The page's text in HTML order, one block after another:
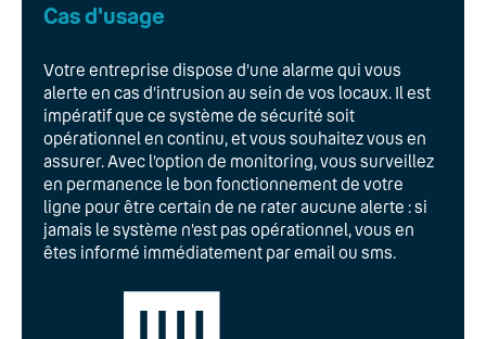
Cas d'usage
Votre entreprise dispose d’une alarme qui vous
alerte en cas d’intrusion au sein de vos locaux. Il est
impératif que ce système de sécurité soit
opérationnel en continu, et vous souhaitez vous en
assurer. Avec l’option de monitoring, vous surveillez
en permanence le bon fonctionnement de votre
ligne pour être certain de ne rater aucune alerte : si
jamais le système n’est pas opérationnel, vous en
êtes informé immédiatement par email ou sms.